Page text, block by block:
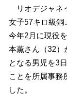
リオデジャネ
女子57キロ級銅
今年2月に現役
本薫さん（32）
となる男児を3
ことを所属事務
した。